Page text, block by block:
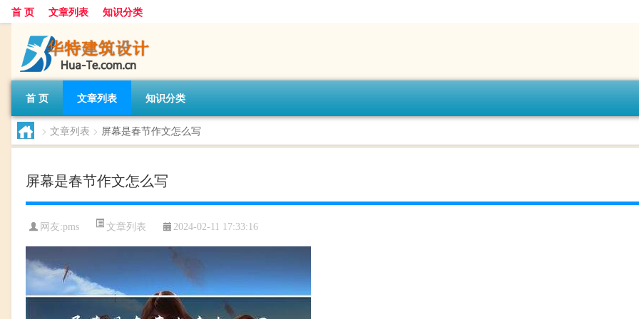
首 页 文章列表 知识分类
首 页 文章列表 知识分类
> 文章列表 > 屏幕是春节作文怎么写
屏幕是春节作文怎么写
网友:pms 文章列表 2024-02-11 17:33:16